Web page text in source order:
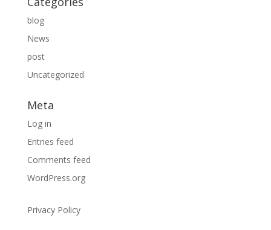
blog
News
post
Uncategorized
Meta
Log in
Entries feed
Comments feed
WordPress.org
Privacy Policy